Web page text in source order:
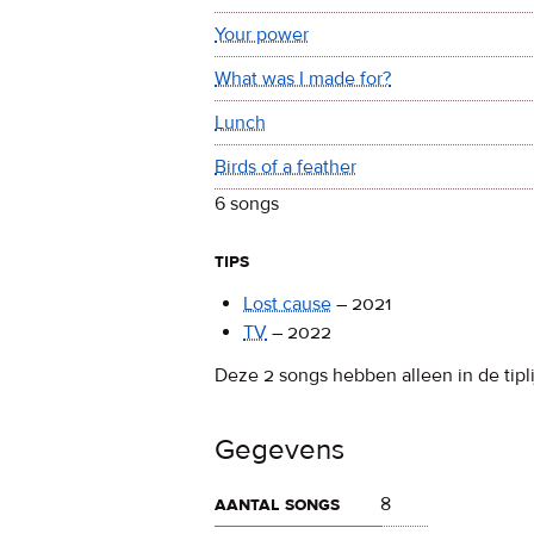
Your power
What was I made for?
Lunch
Birds of a feather
6 songs
tips
Lost cause – 2021
TV – 2022
Deze 2 songs hebben alleen in de
Gegevens
aantal songs 8